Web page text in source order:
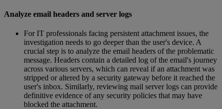
Analyze email headers and server logs
For IT professionals facing persistent attachment issues, the
investigation needs to go deeper than the user's device. A
crucial step is to analyze the email headers of the problematic
message. Headers contain a detailed log of the email's journey
across various servers, which can reveal if an attachment was
stripped or altered by a security gateway before it reached the
user's inbox. Similarly, reviewing mail server logs can provide
definitive evidence of any security policies that may have
blocked the attachment.